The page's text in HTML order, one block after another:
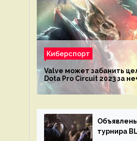
Киберспорт
Valve может забанить
Dota Pro Circuit 2023 за
турнира